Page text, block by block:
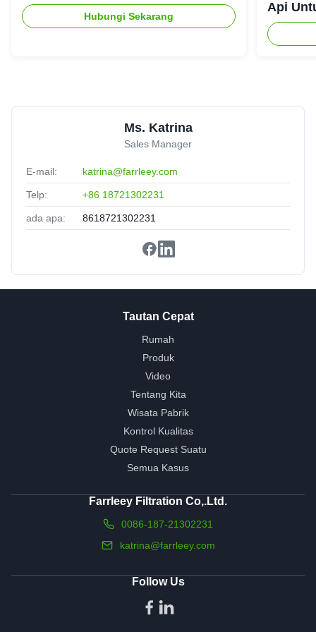
Hubungi Sekarang
Api
Ms. Katrina
Sales Manager
E-mail: katrina@farrleey.com
Telp: +86 18721302231
ada apa: 8618721302231
Tautan Cepat
Rumah
Produk
Video
Tentang Kita
Wisata Pabrik
Kontrol Kualitas
Quote Request Suatu
Semua Kasus
Farrleey Filtration Co,.Ltd.
0086-187-21302231
katrina@farrleey.com
Follow Us